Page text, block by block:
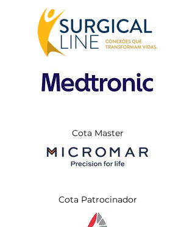
Cota Master
Cota Patrocinador